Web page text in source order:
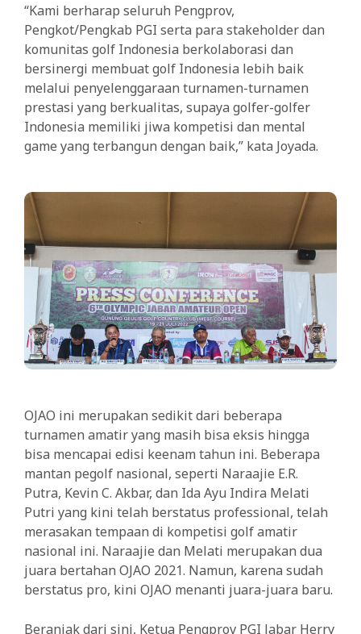
“Kami berharap seluruh Pengprov,
Pengkot/Pengkab PGI serta para stakeholder dan
komunitas golf Indonesia berkolaborasi dan
bersinergi membuat golf Indonesia lebih baik
melalui penyelenggaraan turnamen-turnamen
prestasi yang berkualitas, supaya golfer-golfer
Indonesia memiliki jiwa kompetisi dan mental
game yang terbangun dengan baik,” kata Joyada.
OJAO ini merupakan sedikit dari beberapa
turnamen amatir yang masih bisa eksis hingga
bisa mencapai edisi keenam tahun ini. Beberapa
mantan pegolf nasional, seperti Naraajie E.R.
Putra, Kevin C. Akbar, dan Ida Ayu Indira Melati
Putri yang kini telah berstatus professional, telah
merasakan tempaan di kompetisi golf amatir
nasional ini. Naraajie dan Melati merupakan dua
juara bertahan OJAO 2021. Namun, karena sudah
berstatus pro, kini OJAO menanti juara-juara baru.
Beranjak dari sini, Ketua Pengprov PGI Jabar Herry